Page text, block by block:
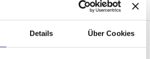
Details Über Cookies